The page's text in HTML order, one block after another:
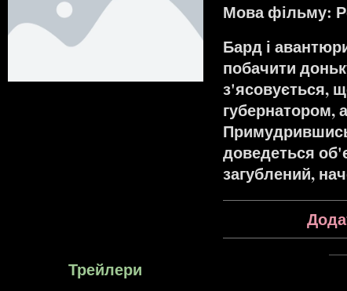
Мова фільму:
Бард і
побачити
з'ясовується,
губернатором,
доведеться
загублений,
Трейлери